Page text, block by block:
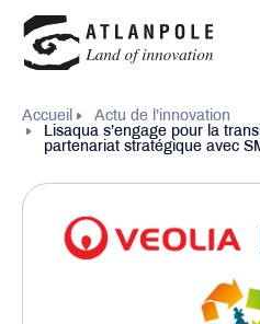
Accueil
Actu de l’innovation
Lisaqua s’engage pour la
partenariat stratégique avec